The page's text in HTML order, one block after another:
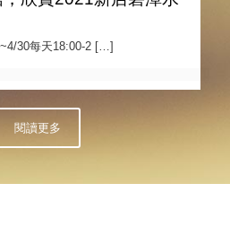
30每天18:00-2 […]
閱讀更多